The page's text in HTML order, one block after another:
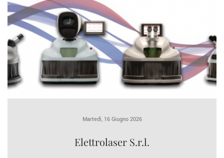
Martedì, 16 Giugno 2026
Elettrolaser S.r.l.